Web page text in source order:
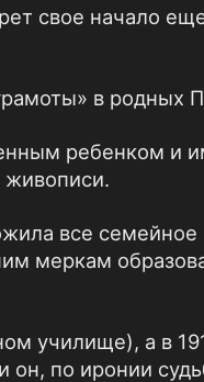
свое начало
в родных
ребенком и
живописи.
все
меркам
училище), а в
он, по иронии